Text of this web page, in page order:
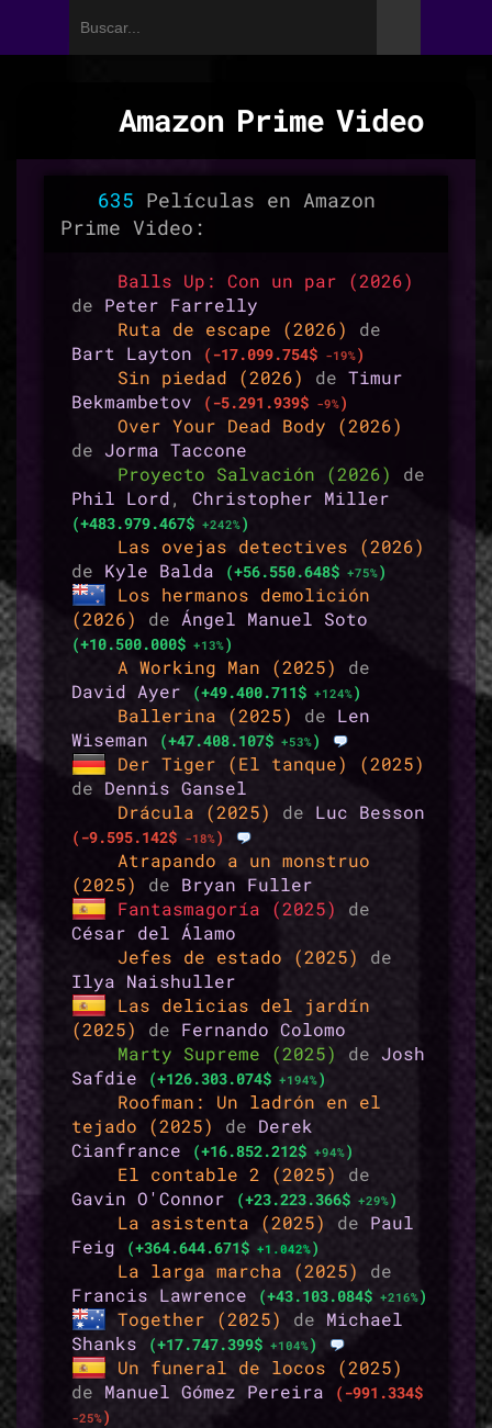
Amazon Prime Video
635 Películas en Amazon
Prime Video:
Balls Up: Con un par (2026)
de Peter Farrelly
Ruta de escape (2026) de
Bart Layton
(-17.099.754$ -19%)
Sin piedad (2026) de Timur
Bekmambetov
(-5.291.939$ -9%)
Over Your Dead Body (2026)
de Jorma Taccone
Proyecto Salvación (2026) de
Phil Lord, Christopher Miller
(+483.979.467$ +242%)
Las ovejas detectives (2026)
de Kyle Balda (+56.550.648$ +75%)
Los hermanos demolición
(2026) de Ángel Manuel Soto
(+10.500.000$ +13%)
A Working Man (2025) de
David Ayer
(+49.400.711$ +124%)
Ballerina (2025) de Len
Wiseman
(+47.408.107$ +53%)
Der Tiger (El tanque) (2025)
de Dennis Gansel
Drácula (2025) de Luc Besson
(-9.595.142$ -18%)
Atrapando a un monstruo
(2025) de Bryan Fuller
Fantasmagoría (2025) de
César del Álamo
Jefes de estado (2025) de
Ilya Naishuller
Las delicias del jardín
(2025) de Fernando Colomo
Marty Supreme (2025) de Josh
Safdie
(+126.303.074$ +194%)
Roofman: Un ladrón en el
tejado (2025) de Derek
Cianfrance
(+16.852.212$ +94%)
El contable 2 (2025) de
Gavin O'Connor
(+23.223.366$ +29%)
La asistenta (2025) de Paul
Feig
(+364.644.671$ +1.042%)
La larga marcha (2025) de
Francis Lawrence
(+43.103.084$ +216%)
Together (2025) de Michael
Shanks
(+17.747.399$ +104%)
Un funeral de locos (2025)
de Manuel Gómez Pereira (-991.334$
-25%)